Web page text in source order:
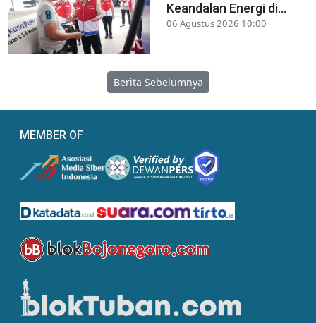
Keandalan Energi di...
06 Agustus 2026 10:00
Berita Sebelumnya
MEMBER OF